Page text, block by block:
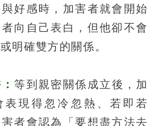
好感時，加害者就會開始
向自己表白，但他卻不會
明確雙方的關係。
等到親密關係成立後，加
表現得忽冷忽熱、若即若
者會認為「要想盡方法去